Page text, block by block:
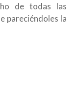
de todas las
pareciéndoles la